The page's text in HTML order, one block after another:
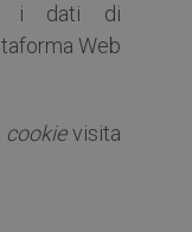
i dati di
Web
cookievisita